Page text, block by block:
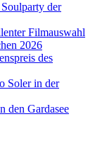
der
Filmauswahl
2026
des
Soler in der
den Gardasee